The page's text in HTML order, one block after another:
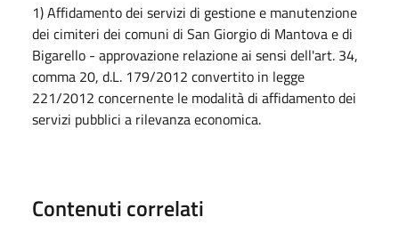
1) Affidamento dei servizi di gestione e manutenzione
dei cimiteri dei comuni di San Giorgio di Mantova e di
Bigarello - approvazione relazione ai sensi dell'art. 34,
comma 20, d.L. 179/2012 convertito in legge
221/2012 concernente le modalità di affidamento dei
servizi pubblici a rilevanza economica.
Contenuti correlati